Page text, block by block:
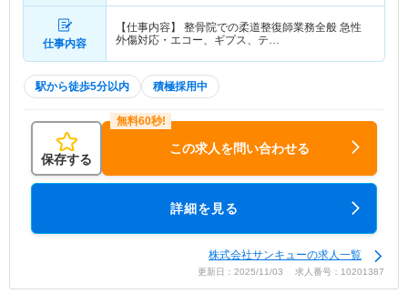
仕事内容
【仕事内容】 整骨院での柔道整復師業務全般 急性
外傷対応・エコー、ギプス、テ…
駅から徒歩5分以内 積極採用中
保存する
この求人を問い合わせる
詳細を見る
株式会社サンキューの求人一覧
更新日：2025/11/03 求人番号：10201387